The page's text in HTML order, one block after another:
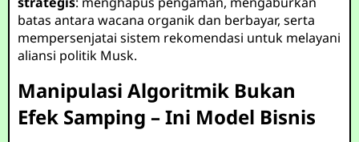
batas antara wacana organik dan berbayar, serta
mempersenjatai sistem rekomendasi untuk melayani
aliansi politik Musk.
Manipulasi Algoritmik Bukan
Efek Samping – Ini Model Bisnis